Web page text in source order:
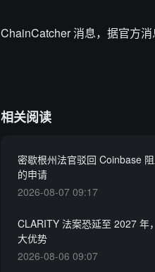
ChainCatcher 消息，据官方
相关阅读
密歇根州法官驳回 Coinbase
的申请
2026-08-07 09:17
CLARITY 法案恐延至 2027 年
大优势
2026-08-06 09:07